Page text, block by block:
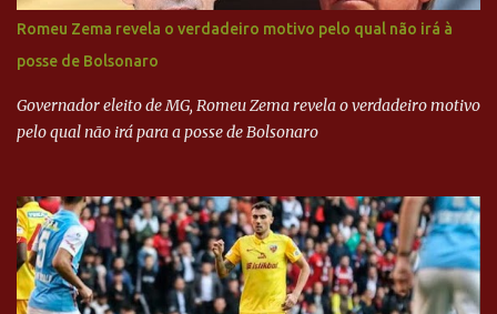
diretamente com o paulista. Depoimentos mostram como o
dinheiro da Odebrecht bancou a campanha de Serra em 2010 Leia
mais... A Lava Jato chega ao PSDB | VEJA.com
Romeu Zema revela o verdadeiro motivo pelo qual não irá à
posse de Bolsonaro
Governador eleito de MG, Romeu Zema revela o verdadeiro motivo
pelo qual não irá para a posse de Bolsonaro